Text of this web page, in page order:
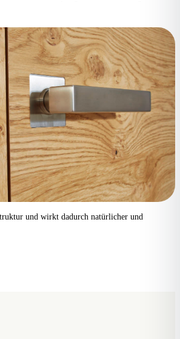
und wirkt dadurch natürlicher und